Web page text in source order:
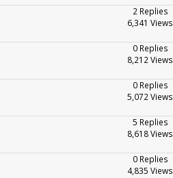
2 Replies
6,341 Views
0 Replies
8,212 Views
0 Replies
5,072 Views
5 Replies
8,618 Views
0 Replies
4,835 Views